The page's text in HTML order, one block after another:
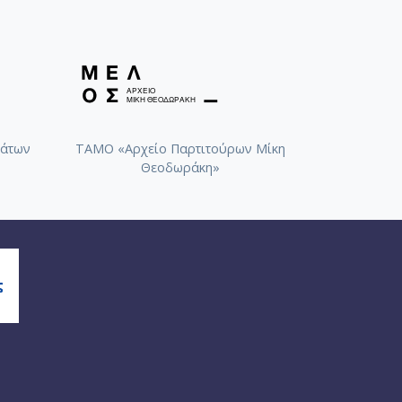
ΤΑΜΟ «Αρχείο Παρτιτούρων Μίκη
Θεοδωράκη»